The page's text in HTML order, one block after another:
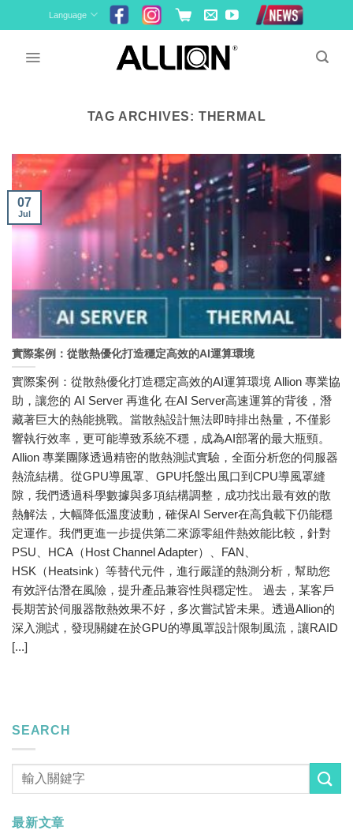
to
Language
TAG ARCHIVES: THERMAL
實際案例：從散熱優化打造穩定高效的AI運算環境
實際案例：從散熱優化打造穩定高效的AI運算環境 Allion 專業協
助，讓您的 AI Server 再進化 在AI Server高速運算的背後，潛
藏著巨大的熱能挑戰。當散熱設計無法即時排出熱量，不僅影
響執行效率，更可能導致系統不穩，成為AI部署的最大瓶頸。
Allion 專業團隊透過精密的散熱測試實驗，全面分析您的伺服器
熱流結構。從GPU導風罩、GPU托盤出風口到CPU導風罩縫
隙，我們透過科學數據與多項結構調整，成功找出最有效的散
熱解法，大幅降低溫度波動，確保AI Server在高負載下仍能穩
定運作。我們更進一步提供第二來源零組件熱效能比較，針對
PSU、HCA（Host Channel Adapter）、FAN、
HSK（Heatsink）等替代元件，進行嚴謹的熱測分析，幫助您
有效評估潛在風險，提升產品兼容性與穩定性。 過去，某客戶
長期苦於伺服器散熱效果不好，多次嘗試皆未果。透過Allion的
深入測試，發現關鍵在於GPU的導風罩設計限制風流，讓RAID
[...]
07
Jul
SEARCH
最新文章